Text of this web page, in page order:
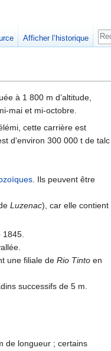
à 1 800 m d’altitude,
mai et mi-octobre.
cette carrière est
d'environ 300 000 t de talc
. Ils peuvent être
Luzenac), car elle contient
une filiale deRio Tinto en
successifs de 5 m.
de longueur ; certains
Afficher l’historique